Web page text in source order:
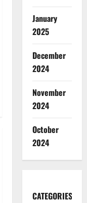
January
2025
December
2024
November
2024
October
2024
CATEGORIES